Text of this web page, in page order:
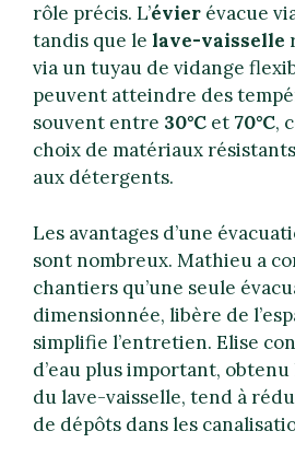
rôle précis. L’évier évacue
tandis que le lave-vaisselle
via un tuyau de vidange
peuvent atteindre des
souvent entre 30°C et 70°C,
choix de matériaux
aux détergents.
Les avantages d’une
sont nombreux. Mathieu a
chantiers qu’une seule
dimensionnée, libère de
simplifie l’entretien. Elise
d’eau plus important,
du lave-vaisselle, tend à
de dépôts dans les